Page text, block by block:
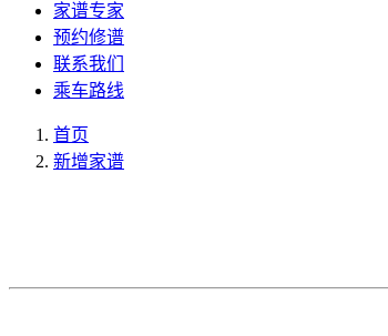
家谱专家
预约修谱
联系我们
乘车路线
首页
新增家谱